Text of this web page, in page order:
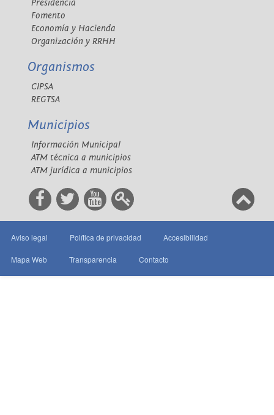
Presidencia
Fomento
Economía y Hacienda
Organización y RRHH
Organismos
CIPSA
REGTSA
Municipios
Información Municipal
ATM técnica a municipios
ATM jurídica a municipios
Aviso legal Política de privacidad Accesibilidad
Mapa Web Transparencia Contacto